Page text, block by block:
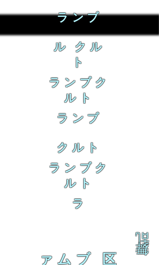
ランブ
ル クル
ト
ランブク
ルト
ランブ
クルト
ランブク
ルト
ラ
乱
舞
ァムブ 区